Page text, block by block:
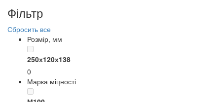
Фільтр
Сбросить все
Розмір, мм
250х120х138
0
Марка міцності